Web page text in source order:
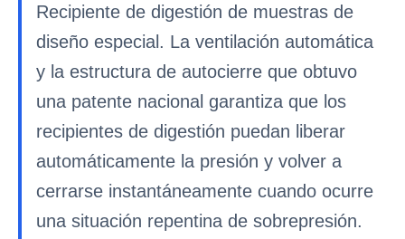
Recipiente de digestión de muestras de
diseño especial. La ventilación automática
y la estructura de autocierre que obtuvo
una patente nacional garantiza que los
recipientes de digestión puedan liberar
automáticamente la presión y volver a
cerrarse instantáneamente cuando ocurre
una situación repentina de sobrepresión.